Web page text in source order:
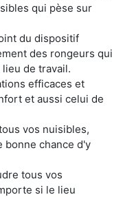
qui pèse sur
du dispositif
des rongeurs qui
de travail.
efficaces et
et aussi celui de
vos nuisibles,
bonne chance d'y
tous vos
si le lieu